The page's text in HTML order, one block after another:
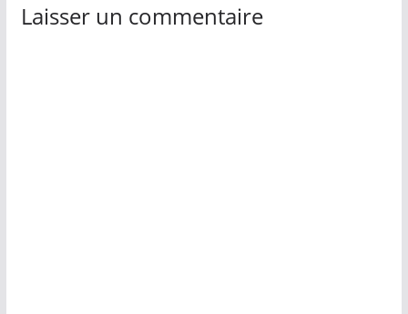
Laisser un commentaire